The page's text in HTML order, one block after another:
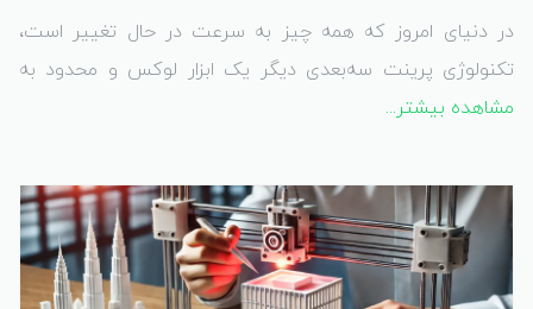
در دنیای امروز که همه چیز به سرعت در حال تغییر است،
تکنولوژی پرینت سه‌بعدی دیگر یک ابزار لوکس و محدود به
آزمایشگاه‌های صنعتی نیست؛ بلکه به بخشی از زندگی
دانشگاهی گرفته تا تولید ماکت‌های معماری یا حتی ساخت
ابزارهای مهندسی، پرینت سه‌بعدی همه جا حضور دارد.
مشاهده بیشتر...